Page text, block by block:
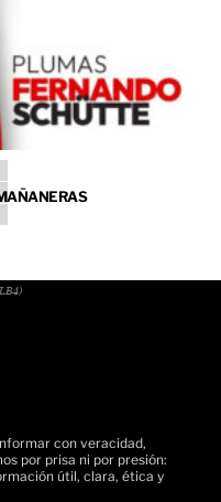
con veracidad,
por prisa ni por presión:
útil, clara, ética y